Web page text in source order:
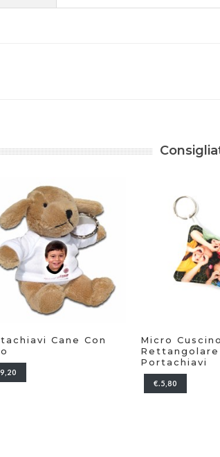
Cuscino
Elefante Con
€.15,00